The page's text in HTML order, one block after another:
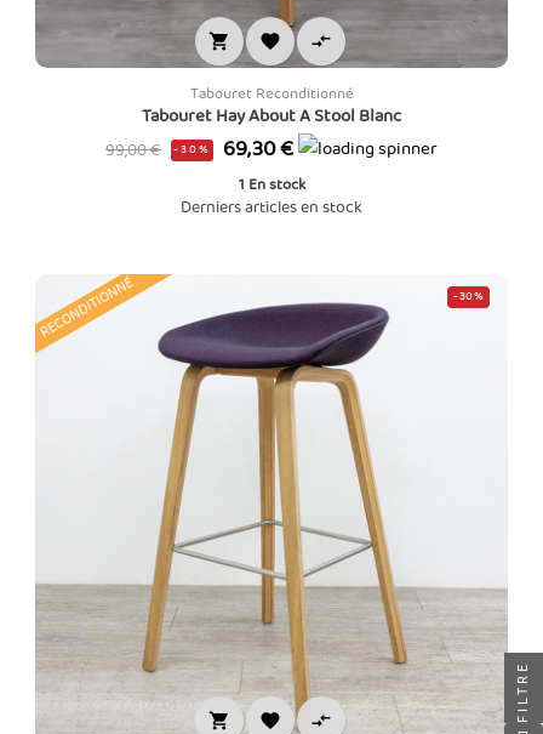
  
Tabouret Reconditionné
Tabouret Hay About A Stool Blanc
Prix
99,00 € -30% Prix
69,30 €
1 En stock
Derniers articles en stock
RECONDITIONNÉ -30%
   FILTRE